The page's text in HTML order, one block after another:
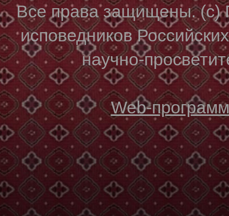
Все права защищены. (с)
исповедников
научно-
Web-